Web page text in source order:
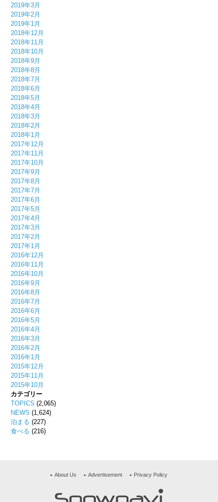
2019年3月
2019年2月
2019年1月
2018年12月
2018年11月
2018年10月
2018年9月
2018年8月
2018年7月
2018年6月
2018年5月
2018年4月
2018年3月
2018年2月
2018年1月
2017年12月
2017年11月
2017年10月
2017年9月
2017年8月
2017年7月
2017年6月
2017年5月
2017年4月
2017年3月
2017年2月
2017年1月
2016年12月
2016年11月
2016年10月
2016年9月
2016年8月
2016年7月
2016年6月
2016年5月
2016年4月
2016年3月
2016年2月
2016年1月
2015年12月
2015年11月
2015年10月
カテゴリー
TOPICS (2,065)
NEWS (1,624)
泊まる (227)
食べる (216)
About Us Advertisement Privacy Policy